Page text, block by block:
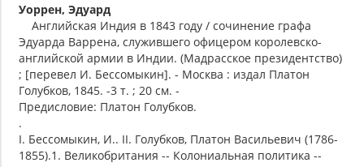
Уоррен, Эдуард
Английская Индия в 1843 году / сочинение графа
Эдуарда Варрена, служившего офицером королевско-
английской армии в Индии. (Мадрасское президентство)
; [перевел И. Бессомыкин]. - Москва : издал Платон
Голубков, 1845. -3 т. ; 20 см. -
Предисловие: Платон Голубков.
.
I. Бессомыкин, И.. II. Голубков, Платон Васильевич (1786-
1855).1. Великобритания -- Колониальная политика --